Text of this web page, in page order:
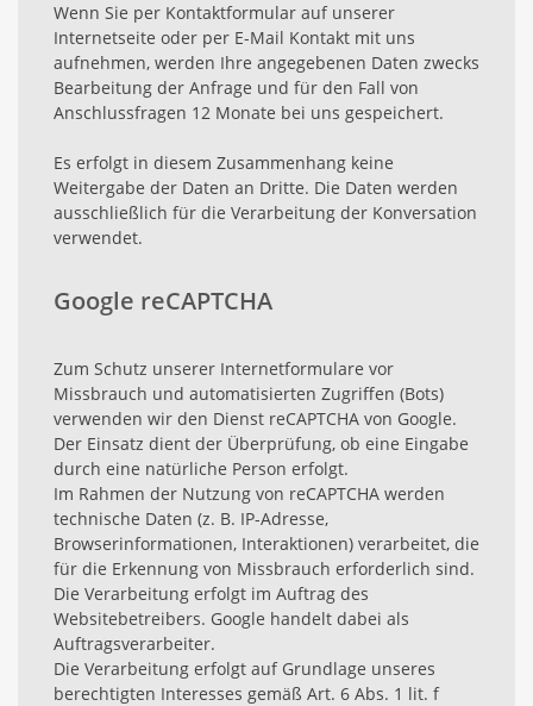
Wenn Sie per Kontaktformular auf unserer
Internetseite oder per E-Mail Kontakt mit uns
aufnehmen, werden Ihre angegebenen Daten zwecks
Bearbeitung der Anfrage und für den Fall von
Anschlussfragen 12 Monate bei uns gespeichert.
Es erfolgt in diesem Zusammenhang keine
Weitergabe der Daten an Dritte. Die Daten werden
ausschließlich für die Verarbeitung der Konversation
verwendet.
Google reCAPTCHA
Zum Schutz unserer Internetformulare vor
Missbrauch und automatisierten Zugriffen (Bots)
verwenden wir den Dienst reCAPTCHA von Google.
Der Einsatz dient der Überprüfung, ob eine Eingabe
durch eine natürliche Person erfolgt.
Im Rahmen der Nutzung von reCAPTCHA werden
technische Daten (z. B. IP-Adresse,
Browserinformationen, Interaktionen) verarbeitet, die
für die Erkennung von Missbrauch erforderlich sind.
Die Verarbeitung erfolgt im Auftrag des
Websitebetreibers. Google handelt dabei als
Auftragsverarbeiter.
Die Verarbeitung erfolgt auf Grundlage unseres
berechtigten Interesses gemäß Art. 6 Abs. 1 lit. f